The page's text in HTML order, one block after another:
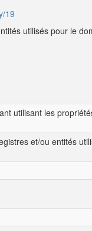
19
utilisés pour le
utilisant les
et/ou entités